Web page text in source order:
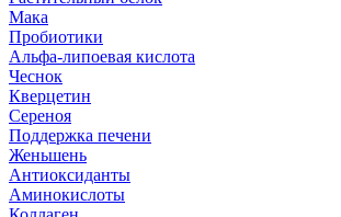
Мака
Пробиотики
Альфа-липоевая кислота
Чеснок
Кверцетин
Сереноя
Поддержка печени
Женьшень
Антиоксиданты
Аминокислоты